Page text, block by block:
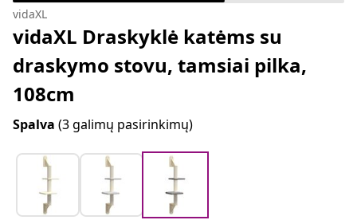
vidaXL
vidaXL Draskyklė katėms su
draskymo stovu, tamsiai pilka,
108cm
Spalva (3 galimų pasirinkimų)